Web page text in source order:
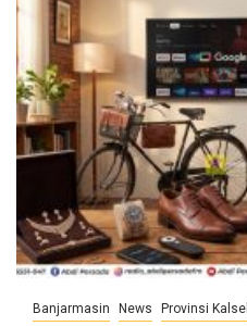
Banjarmasin News Provinsi Kalsel